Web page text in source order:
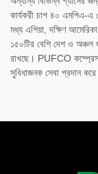
কার্যকরী চাপ ৪০ এমপিএ-এ
মধ্য এশিয়া, দক্ষিণ
১৫০টির বেশি দেশ ও অঞ্চল
রাখছে। PUFCO
সুবিধাজনক সেবা প্রদান